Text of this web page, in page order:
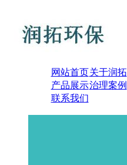
网站首页关于润拓
产品展示治理案例
联系我们